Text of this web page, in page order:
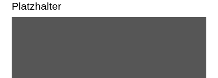
Platzhalter